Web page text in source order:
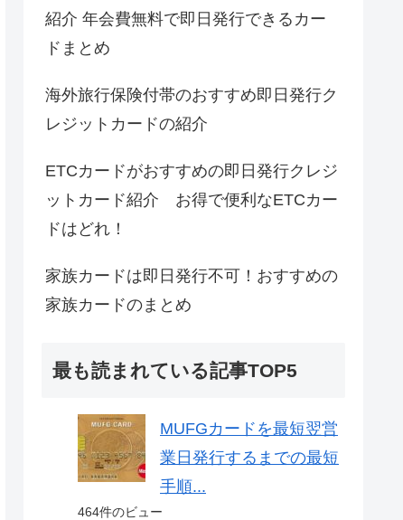
紹介 年会費無料で即日発行できるカー
ドまとめ
海外旅行保険付帯のおすすめ即日発行ク
レジットカードの紹介
ETCカードがおすすめの即日発行クレジ
ットカード紹介 お得で便利なETCカー
ドはどれ！
家族カードは即日発行不可！おすすめの
家族カードのまとめ
最も読まれている記事TOP5
MUFGカードを最短翌営
業日発行するまでの最短
手順...
464件のビュー